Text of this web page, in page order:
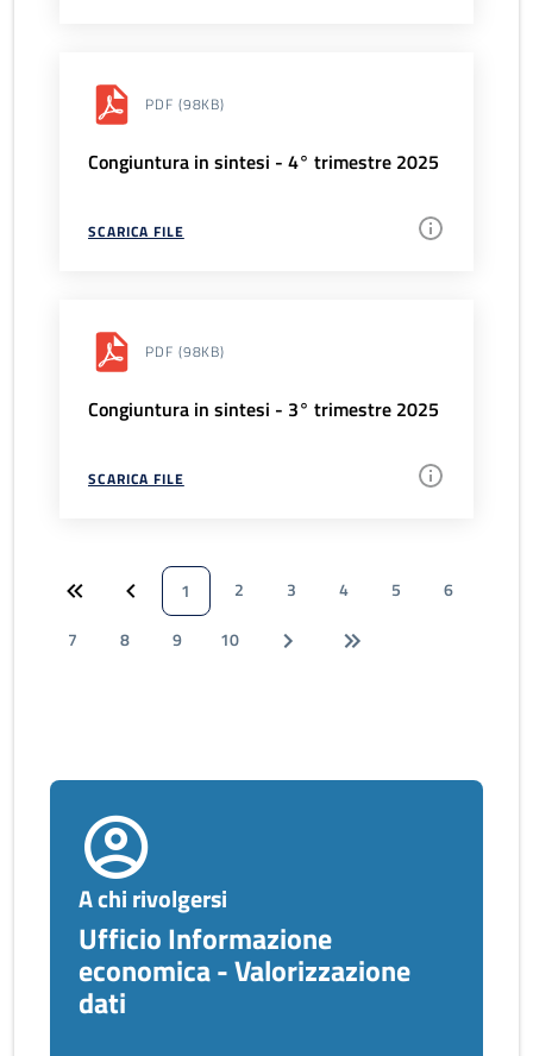
PDF (98KB)
Congiuntura in sintesi - 4° trimestre 2025
SCARICA FILE
PDF (98KB)
Congiuntura in sintesi - 3° trimestre 2025
SCARICA FILE
1 2 3 4 5
6
7
8 9 10
A chi rivolgersi
Ufficio Informazione
economica - Valorizzazione
dati